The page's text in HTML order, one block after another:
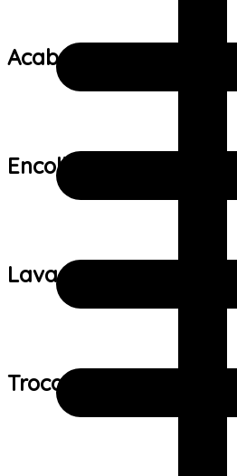
Acabamento:
Encolhimento:
Lavagem:
Trocas e devoluções: